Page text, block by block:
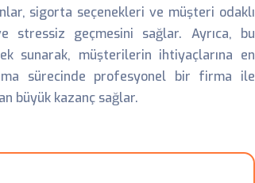
sigorta seçenekleri ve müşteri odaklı
stressiz geçmesini sağlar. Ayrıca, bu
sunarak, müşterilerin ihtiyaçlarına en
sürecinde profesyonel bir firma ile
büyük kazanç sağlar.